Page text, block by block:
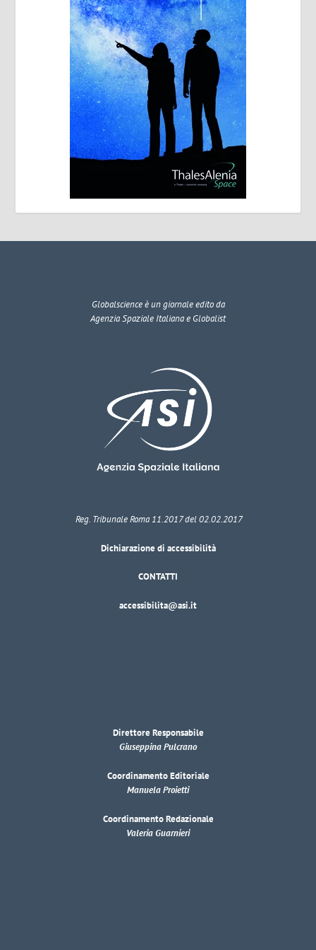
Globalscienceè un giornale edito da
Agenzia Spaziale Italiana e Globalist
Reg. Tribunale Roma 11.2017 del 02.02.2017
Dichiarazione di accessibilità
CONTATTI
accessibilita@asi.it
Direttore Responsabile
Giuseppina Pulcrano
Coordinamento Editoriale
Manuela Proietti
Coordinamento Redazionale
Valeria Guarnieri